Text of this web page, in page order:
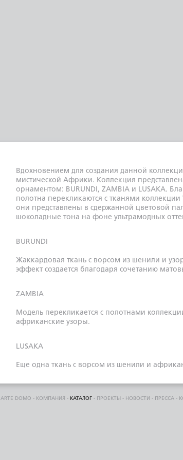
Вдохновением для создания данной
мистической Африки. Коллекция
орнаментом: BURUNDI, ZAMBIA и LUSAKA.
полотна перекликаются с тканями
они представлены в сдержанной цветовой
шоколадные тона на фоне ультрамодных
BURUNDI
Жаккардовая ткань с ворсом из шенили и
эффект создается благодаря сочетанию
ZAMBIA
Модель перекликается с полотнами
африканские узоры.
LUSAKA
Еще одна ткань с ворсом из шенили и
чрезвычайно популярный в настоящее время.
ARTE DOMO - КОМПАНИЯ - КАТАЛОГ - ПРОЕКТЫ - НОВОСТИ - ПРЕССА -